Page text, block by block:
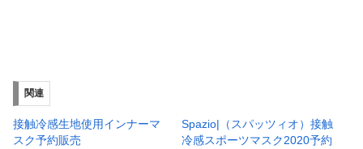
関連
接触冷感生地使用インナーマ
スク予約販売
Spazio|（スパッツィオ）接触
冷感スポーツマスク2020予約